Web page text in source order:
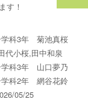
す！
学科3年 菊池真桜
小桜,田中和泉
学科3年 山口夢乃
学科2年 網谷花鈴
05/25